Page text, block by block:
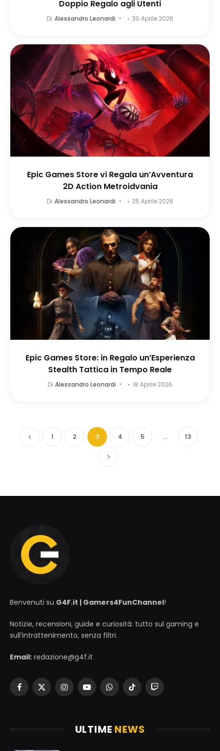
Doppio Regalo agli Utenti
Di Alessandro Leonardi 30 Aprile 2026
Epic Games Store vi Regala un’Avventura
2D Action Metroidvania
Di Alessandro Leonardi 25 Aprile 2026
Epic Games Store: in Regalo un’Esperienza
Stealth Tattica in Tempo Reale
Di Alessandro Leonardi 18 Aprile 2026
1 2 3 4 5 … 13
Benvenuti su G4F.it | Gamers4FunChannel!
Notizie, recensioni, guide e curiosità: tutto sul gaming e
sull’intrattenimento, senza filtri.
Email: redazione@g4f.it
Facebook
X
InstagramYouTubeWhatsAppTikTokTwitch
ULTIME NEWS